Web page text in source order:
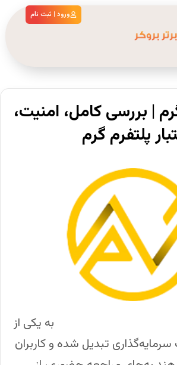
ورود | ثبت نام
| بررسی کامل، امنیت،
پلتفرم گرم
به یکی از
تبدیل شده و کاربران